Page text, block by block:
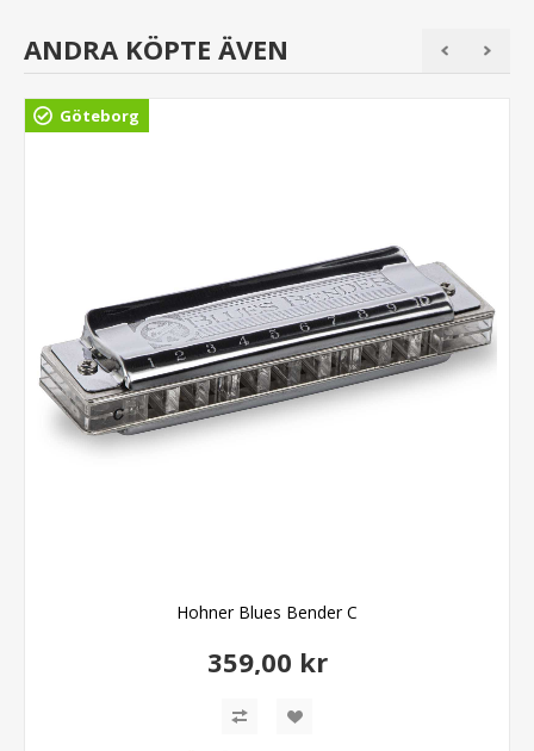
ANDRA KÖPTE ÄVEN
Göteborg
Hohner Blues Bender C
359,00 kr